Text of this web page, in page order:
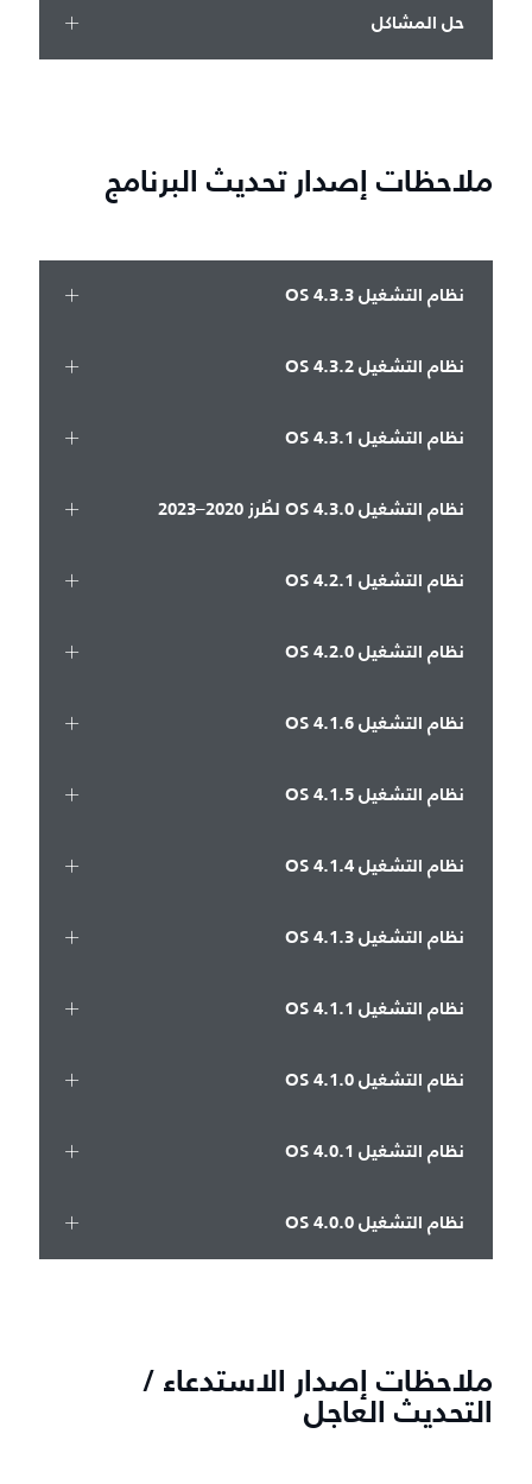
حل المشاكل
ملاحظات إصدار تحديث البرنامج
نظام التشغيل OS 4.3.3
نظام التشغيل OS 4.3.2
نظام التشغيل OS 4.3.1
نظام التشغيل OS 4.3.0 لطُرز 2020–2023
نظام التشغيل OS 4.2.1
نظام التشغيل OS 4.2.0
نظام التشغيل OS 4.1.6
نظام التشغيل OS 4.1.5
نظام التشغيل OS 4.1.4
نظام التشغيل OS 4.1.3
نظام التشغيل OS 4.1.1
نظام التشغيل OS 4.1.0
نظام التشغيل OS 4.0.1
نظام التشغيل OS 4.0.0
ملاحظات إصدار الاستدعاء /
التحديث العاجل